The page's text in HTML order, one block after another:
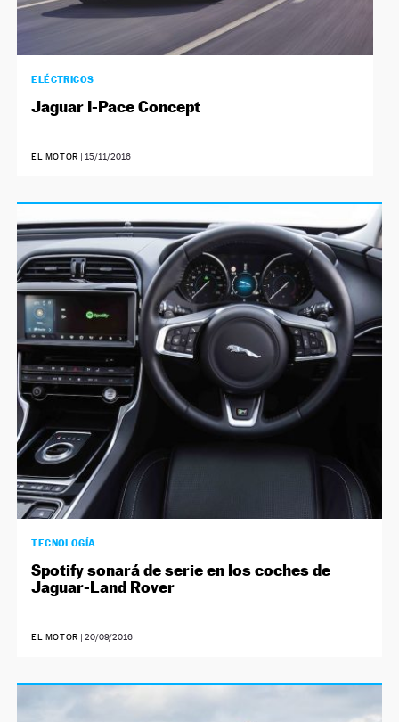
ELÉCTRICOS
Jaguar I-Pace Concept
EL MOTOR | 15/11/2016
TECNOLOGÍA
Spotify sonará de serie en los coches de
Jaguar-Land Rover
EL MOTOR |20/09/2016